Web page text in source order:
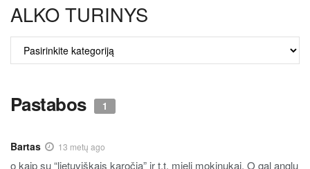
ALKO TURINYS
TURINYS
Pastabos 1
Bartas 13 metų ago
o kaip su “lietuviškais karočia” ir t.t. mieli mokinukai. O gal anglų